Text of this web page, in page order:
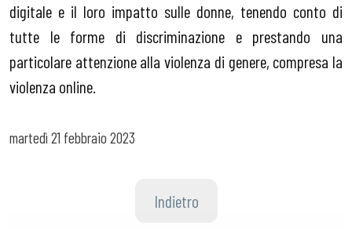
digitale e il loro impatto sulle donne, tenendo conto di
tutte le forme di discriminazione e prestando una
particolare attenzione alla violenza di genere, compresa la
violenza online.
martedì 21 febbraio 2023
Indietro